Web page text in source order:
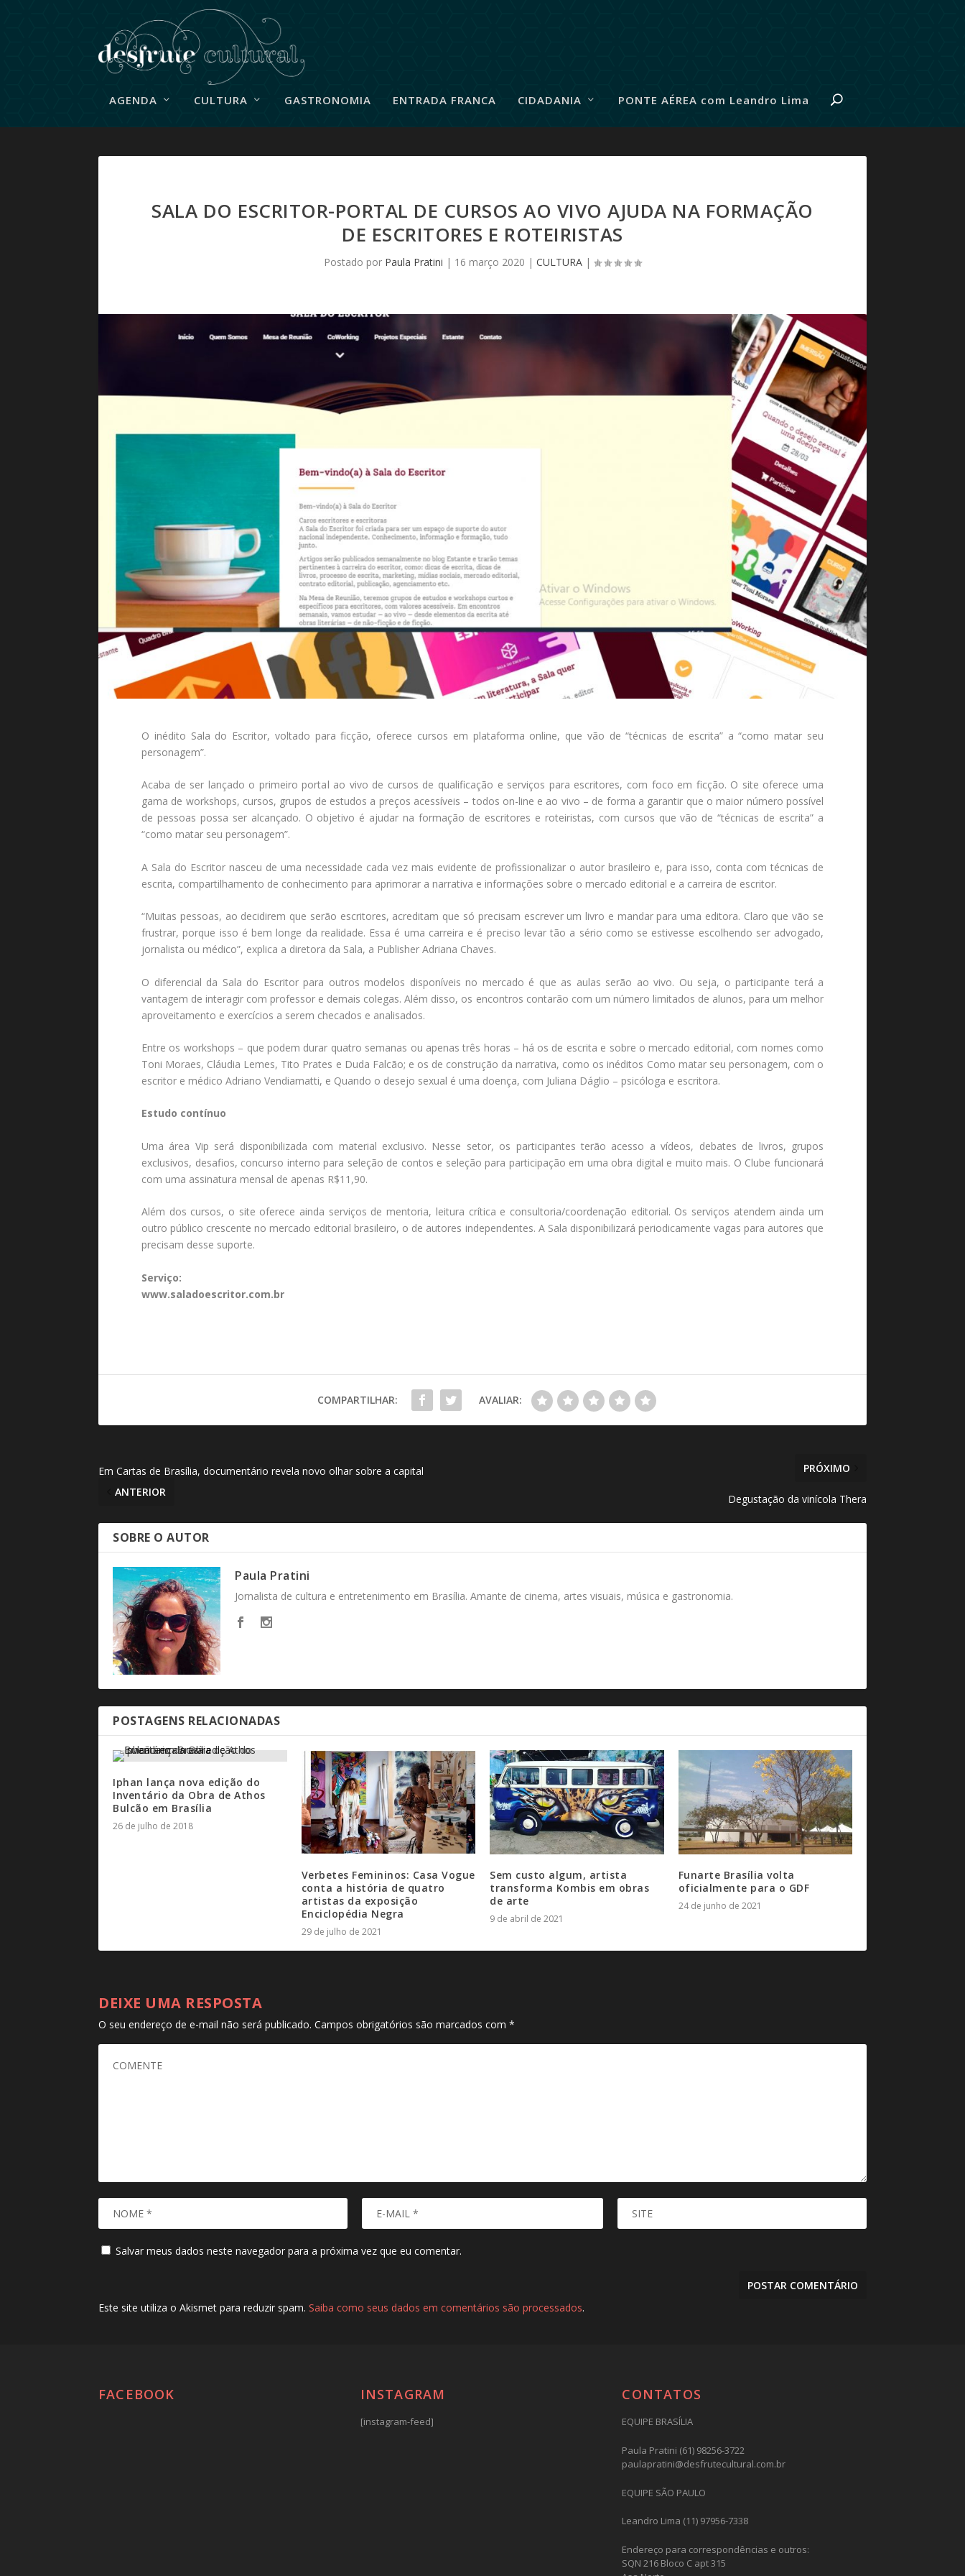
AGENDA CULTURA GASTRONOMIA ENTRADA FRANCA CIDADANIA PONTE AÉREA com Leandro Lima
SALA DO ESCRITOR-PORTAL DE CURSOS AO VIVO AJUDA NA FORMAÇÃO
DE ESCRITORES E ROTEIRISTAS
Postado por Paula Pratini | 16 março 2020 | CULTURA |
O inédito Sala do Escritor, voltado para ficção, oferece cursos em plataforma online, que vão de “técnicas de escrita” a “como matar seu
personagem”.
Acaba de ser lançado o primeiro portal ao vivo de cursos de qualificação e serviços para escritores, com foco em ficção. O site oferece uma
gama de workshops, cursos, grupos de estudos a preços acessíveis – todos on-line e ao vivo – de forma a garantir que o maior número possível
de pessoas possa ser alcançado. O objetivo é ajudar na formação de escritores e roteiristas, com cursos que vão de “técnicas de escrita” a
“como matar seu personagem”.
A Sala do Escritor nasceu de uma necessidade cada vez mais evidente de profissionalizar o autor brasileiro e, para isso, conta com técnicas de
escrita, compartilhamento de conhecimento para aprimorar a narrativa e informações sobre o mercado editorial e a carreira de escritor.
“Muitas pessoas, ao decidirem que serão escritores, acreditam que só precisam escrever um livro e mandar para uma editora. Claro que vão se
frustrar, porque isso é bem longe da realidade. Essa é uma carreira e é preciso levar tão a sério como se estivesse escolhendo ser advogado,
jornalista ou médico”, explica a diretora da Sala, a Publisher Adriana Chaves.
O diferencial da Sala do Escritor para outros modelos disponíveis no mercado é que as aulas serão ao vivo. Ou seja, o participante terá a
vantagem de interagir com professor e demais colegas. Além disso, os encontros contarão com um número limitados de alunos, para um melhor
aproveitamento e exercícios a serem checados e analisados.
Entre os workshops – que podem durar quatro semanas ou apenas três horas – há os de escrita e sobre o mercado editorial, com nomes como
Toni Moraes, Cláudia Lemes, Tito Prates e Duda Falcão; e os de construção da narrativa, como os inéditos Como matar seu personagem, com o
escritor e médico Adriano Vendiamatti, e Quando o desejo sexual é uma doença, com Juliana Dáglio – psicóloga e escritora.
Estudo contínuo
Uma área Vip será disponibilizada com material exclusivo. Nesse setor, os participantes terão acesso a vídeos, debates de livros, grupos
exclusivos, desafios, concurso interno para seleção de contos e seleção para participação em uma obra digital e muito mais. O Clube funcionará
com uma assinatura mensal de apenas R$11,90.
Além dos cursos, o site oferece ainda serviços de mentoria, leitura crítica e consultoria/coordenação editorial. Os serviços atendem ainda um
outro público crescente no mercado editorial brasileiro, o de autores independentes. A Sala disponibilizará periodicamente vagas para autores que
precisam desse suporte.
Serviço:
www.saladoescritor.com.br
COMPARTILHAR: AVALIAR:
Em Cartas de Brasília, documentário revela novo olhar sobre a capital
ANTERIOR
PRÓXIMO
Degustação da vinícola Thera
SOBRE O AUTOR
Paula Pratini
Jornalista de cultura e entretenimento em Brasília. Amante de cinema, artes visuais, música e gastronomia.
POSTAGENS RELACIONADAS
Iphan lança nova edição do
Inventário da Obra de Athos
Bulcão em Brasília
26 de julho de 2018
Verbetes Femininos: Casa Vogue
conta a história de quatro
artistas da exposição
Enciclopédia Negra
29 de julho de 2021
Sem custo algum, artista
transforma Kombis em obras
de arte
9 de abril de 2021
Funarte Brasília volta
oficialmente para o GDF
24 de junho de 2021
DEIXE UMA RESPOSTA
O seu endereço de e-mail não será publicado. Campos obrigatórios são marcados com *
Salvar meus dados neste navegador para a próxima vez que eu comentar.
Este site utiliza o Akismet para reduzir spam. Saiba como seus dados em comentários são processados.
FACEBOOK INSTAGRAM
[instagram-feed]
CONTATOS
EQUIPE BRASÍLIA
Paula Pratini (61) 98256-3722
paulapratini@desfrutecultural.com.br
EQUIPE SÃO PAULO
Leandro Lima (11) 97956-7338
Endereço para correspondências e outros:
SQN 216 Bloco C apt 315